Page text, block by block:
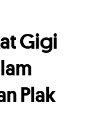
Gigi
Plak